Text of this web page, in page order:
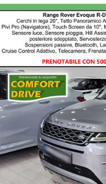
Veicolo non fumatori
Immobilizzatore
Comandi vocali
Touch screen
Autoradio
USB
Apple CarPlay
Filtro antiparticolato (FAP)
Portellone posteriore
Fari full LED
Luci diurne
Climatizzatore Automatico
Palette cambio al volante
Sedile guida regolabile in
Volante in pelle
Leve al